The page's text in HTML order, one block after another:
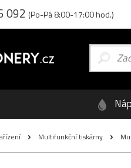
092 (Po-Pá 8:00-17:00 hod.)
Multifunkční tiskárny